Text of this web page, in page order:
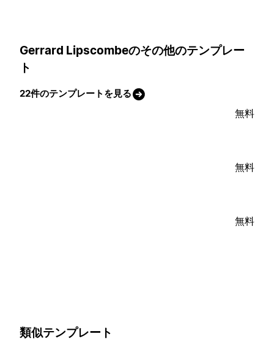
Gerrard Lipscombeのその他のテンプレー
ト
22件のテンプレートを見る
無料
無料
無料
類似テンプレート